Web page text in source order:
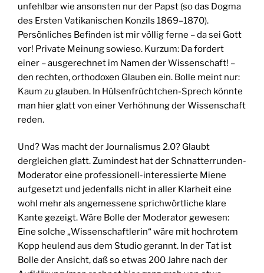
unfehlbar wie ansonsten nur der Papst (so das Dogma
des Ersten Vatikanischen Konzils 1869–1870).
Persönliches Befinden ist mir völlig ferne – da sei Gott
vor! Private Meinung sowieso. Kurzum: Da fordert
einer – ausgerechnet im Namen der Wissenschaft! –
den rechten, orthodoxen Glauben ein. Bolle meint nur:
Kaum zu glauben. In Hülsenfrüchtchen-Sprech könnte
man hier glatt von einer Verhöhnung der Wissenschaft
reden.
Und? Was macht der Journalismus 2.0? Glaubt
dergleichen glatt. Zumindest hat der Schnatterrunden-
Moderator eine professionell-interessierte Miene
aufgesetzt und jedenfalls nicht in aller Klarheit eine
wohl mehr als angemessene sprichwörtliche klare
Kante gezeigt. Wäre Bolle der Moderator gewesen:
Eine solche „Wissenschaftlerin“ wäre mit hochrotem
Kopp heulend aus dem Studio gerannt. In der Tat ist
Bolle der Ansicht, daß so etwas 200 Jahre nach der